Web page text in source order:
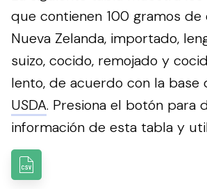
que contienen 100 gramos de
Nueva Zelanda, importado,
suizo, cocido, remojado y
lento, de acuerdo con la base
USDA. Presiona el botón para
información de esta tabla y